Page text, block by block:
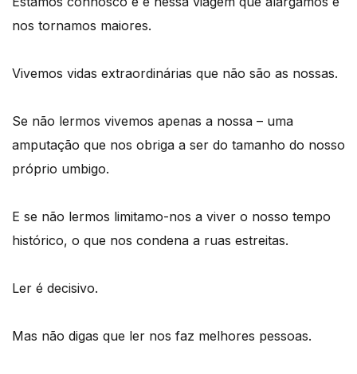
nos tornamos maiores.
Vivemos vidas extraordinárias que não são as nossas.
Se não lermos vivemos apenas a nossa – uma
amputação que nos obriga a ser do tamanho do nosso
próprio umbigo.
E se não lermos limitamo-nos a viver o nosso tempo
histórico, o que nos condena a ruas estreitas.
Ler é decisivo.
Mas não digas que ler nos faz melhores pessoas.